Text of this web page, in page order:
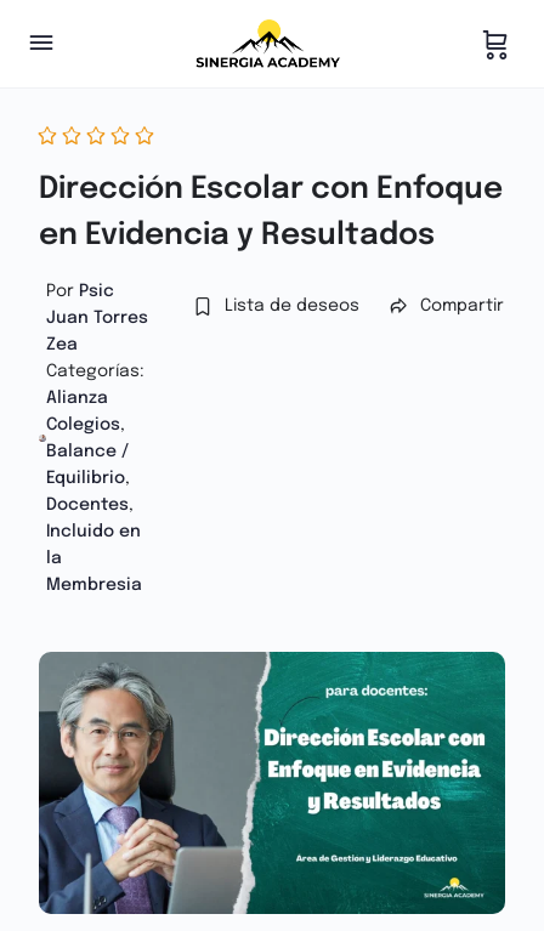
Dirección Escolar con Enfoque
en Evidencia y Resultados
Por Psic
Juan Torres
Zea
Categorías:
Alianza
Colegios,
Balance /
Equilibrio,
Docentes,
Incluido en
la
Membresia
Lista de deseos Compartir